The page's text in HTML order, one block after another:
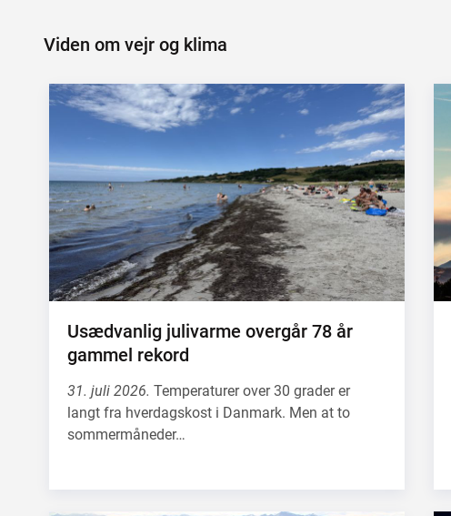
Viden om vejr og klima
Usædvanlig julivarme overgår 78 år
gammel rekord
31. juli 2026.Temperaturer over 30 grader er
langt fra hverdagskost i Danmark. Men at to
sommermåneder…